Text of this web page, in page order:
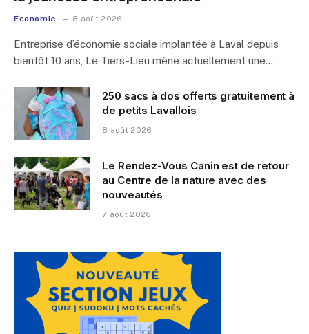
Économie 8 août 2026
Entreprise d’économie sociale implantée à Laval depuis
bientôt 10 ans, Le Tiers-Lieu mène actuellement une…
250 sacs à dos offerts gratuitement à
de petits Lavallois
8 août 2026
Le Rendez-Vous Canin est de retour
au Centre de la nature avec des
nouveautés
7 août 2026